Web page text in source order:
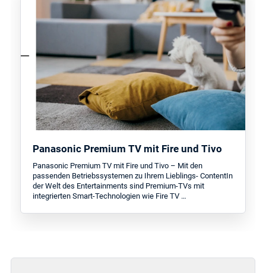
Panasonic Premium TV mit Fire und Tivo
Panasonic Premium TV mit Fire und Tivo – Mit den
passenden Betriebssystemen zu Ihrem Lieblings- ContentIn
der Welt des Entertainments sind Premium-TVs mit
integrierten Smart-Technologien wie Fire TV …